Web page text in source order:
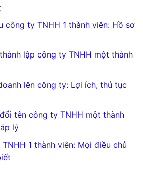
công ty TNHH 1 thành viên: Hồ sơ
lập công ty TNHH một thành
lên công ty: Lợi ích, thủ tục
tên công ty TNHH một thành
lý
1 thành viên: Mọi điều chủ